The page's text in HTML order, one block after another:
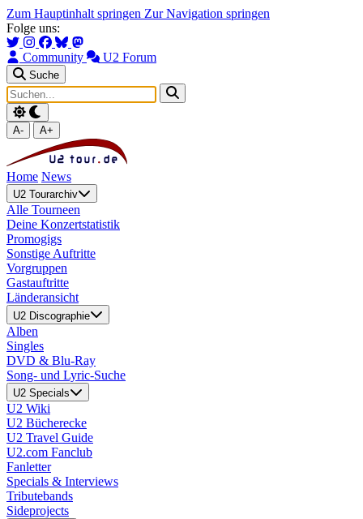
Zum Hauptinhalt springen Zur Navigation springen
Folge uns:
Community U2 Forum
Suche
A- A+
Home News
U2 Tourarchiv
Alle Tourneen
Deine Konzertstatistik
Promogigs
Sonstige Auftritte
Vorgruppen
Gastauftritte
Länderansicht
U2 Discographie
Alben
Singles
DVD & Blu-Ray
Song- und Lyric-Suche
U2 Specials
U2 Wiki
U2 Bücherecke
U2 Travel Guide
U2.com Fanclub
Fanletter
Specials & Interviews
Tributebands
Sideprojects